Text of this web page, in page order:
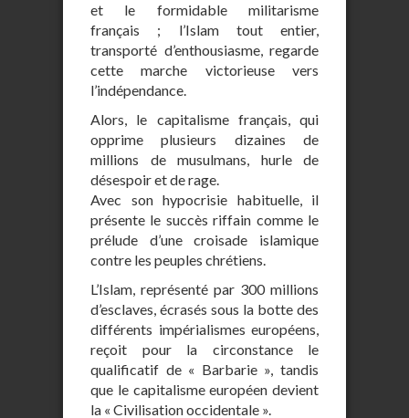
et le formidable militarisme
français ; l’Islam tout entier,
transporté d’enthousiasme, regarde
cette marche victorieuse vers
l’indépendance.
Alors, le capitalisme français, qui
opprime plusieurs dizaines de
millions de musulmans, hurle de
désespoir et de rage.
Avec son hypocrisie habituelle, il
présente le succès riffain comme le
prélude d’une croisade islamique
contre les peuples chrétiens.
L’Islam, représenté par 300 millions
d’esclaves, écrasés sous la botte des
différents impérialismes européens,
reçoit pour la circonstance le
qualificatif de « Barbarie », tandis
que le capitalisme européen devient
la « Civilisation occidentale ».